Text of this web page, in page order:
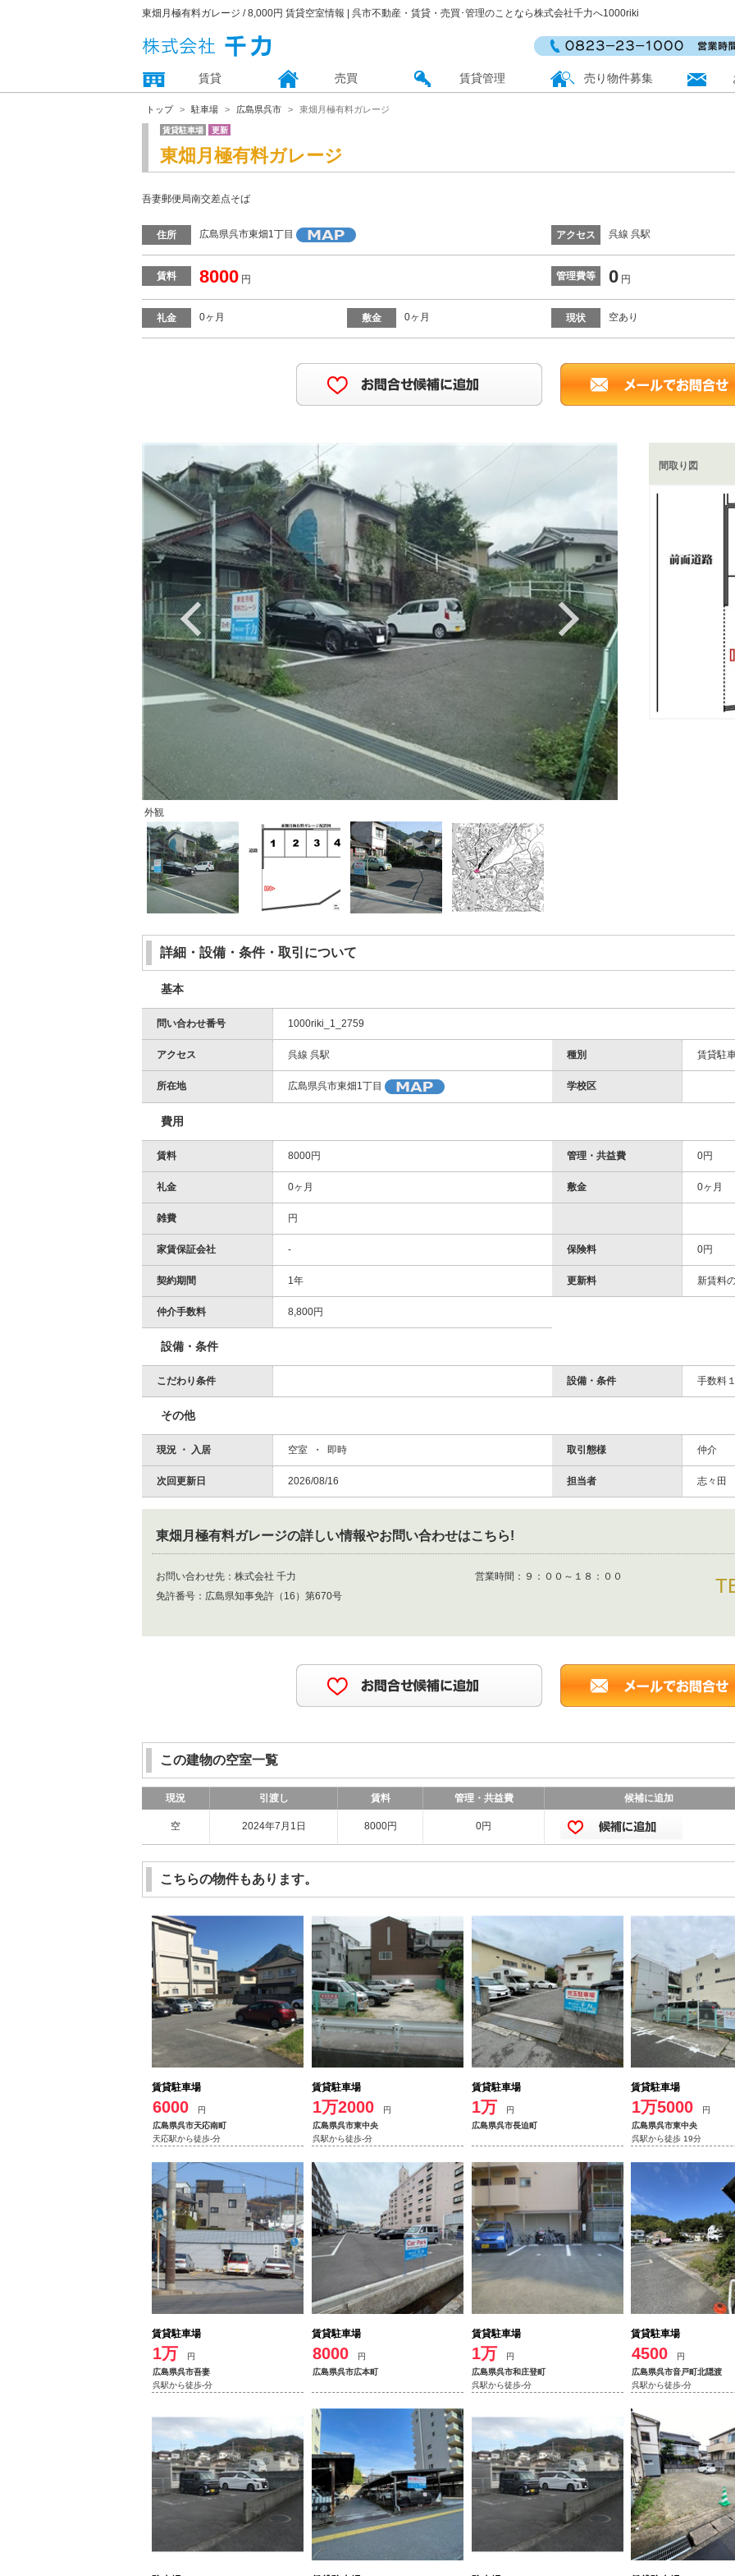
東畑月極有料ガレージ / 8,000円 賃貸空室情報 | 呉市不動産・賃貸・売買･管理のことなら株式会社千力へ1000riki
賃貸 売買 賃貸管理 売り物件募集
トップ 駐車場 広島県呉市 東畑月極有料ガレージ
賃貸駐車場 更新
東畑月極有料ガレージ
吾妻郵便局南交差点そば
住所 広島県呉市東畑1丁目 アクセス 呉線 呉駅
賃料 8000 円 管理費等 0 円
礼金 0ヶ月 敷金 0ヶ月 現状 空あり
Previous
外観
Next
間取り図
詳細・設備・条件・取引について
基本
問い合わせ番号 1000riki_1_2759
アクセス 呉線 呉駅 種別 賃貸駐
所在地 広島県呉市東畑1丁目 学校区
費用
賃料 8000円 管理・共益費 0円
礼金 0ヶ月 敷金 0ヶ月
雑費 円
家賃保証会社 - 保険料 0円
契約期間 1年 更新料 新賃料
仲介手数料 8,800円
設備・条件
こだわり条件 設備・条件 手数料
その他
現況 ・ 入居 空室 ・ 即時 取引態様 仲介
次回更新日 2026/08/16 担当者 志々田
東畑月極有料ガレージの詳しい情報やお問い合わせはこちら!
お問い合わせ先： 株式会社 千力
免許番号： 広島県知事免許（16）第670号
営業時間： ９：００～１８：００
この建物の空室一覧
現況 引渡し 賃料 管理・共益費 候補に追加
空 2024年7月1日 8000円 0円
こちらの物件もあります。
賃貸駐車場
6000
円
広島県呉市天応南町
天応駅から徒歩-分
賃貸駐車場
1万2000
円
広島県呉市東中央
呉駅から徒歩-分
賃貸駐車場
1万
円
広島県呉市長迫町
賃貸駐車場
1万5000
円
広島県呉市東中央
呉駅から徒歩 19分
賃貸駐車場
1万
円
広島県呉市吾妻
呉駅から徒歩-分
賃貸駐車場
8000
円
広島県呉市広本町
賃貸駐車場
1万
円
広島県呉市和庄登町
呉駅から徒歩-分
賃貸駐車場
4500
円
広島県呉市音戸町北隠渡
呉駅から徒歩-分